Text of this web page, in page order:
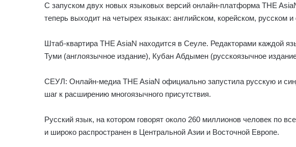
С запуском двух новых языковых версий онлайн-платформа THE
теперь выходит на четырех языках: английском, корейском, русском и
Штаб-квартира THE AsiaN находится в Сеуле. Редакторами каждой
Туми (англоязычное издание), Кубан Абдымен (русскоязычное
СЕУЛ: Онлайн-медиа THE AsiaN официально запустила русскую и
шаг к расширению многоязычного присутствия.
Русский язык, на котором говорят около 260 миллионов человек по
и широко распространен в Центральной Азии и Восточной Европе.